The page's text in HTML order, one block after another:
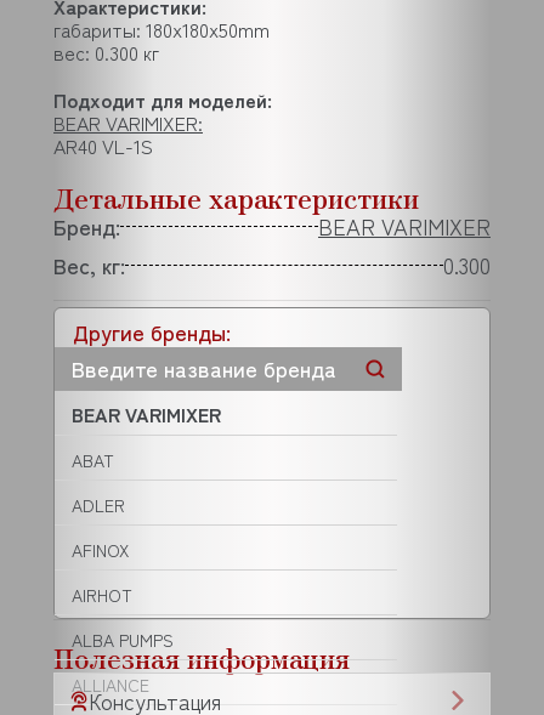
Другие бренды:
BEAR VARIMIXER
ABAT
ADLER
AFINOX
AIRHOT
ALBA PUMPS
ALLIANCE
Характеристики:
габариты: 180x180x50mm
вес: 0.300 кг
Подходит для моделей:
BEAR VARIMIXER:
AR40 VL-1S
Детальные характеристики
Бренд:
BEAR VARIMIXER
Вес, кг:
0.300
Полезная информация
Консультация